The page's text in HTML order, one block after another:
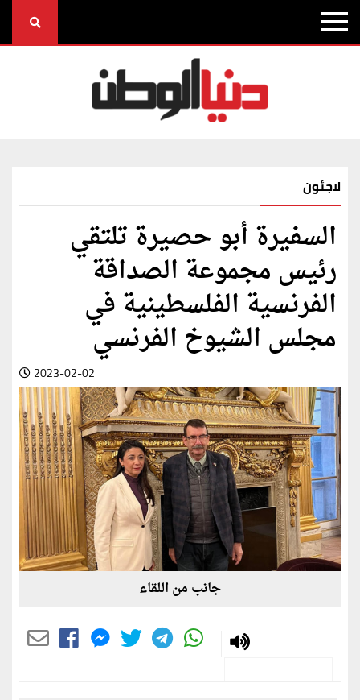
لاجئون
السفيرة أبو حصيرة تلتقي
رئيس مجموعة الصداقة
الفرنسية الفلسطينية في
مجلس الشيوخ الفرنسي
2023-02-02
جانب من اللقاء